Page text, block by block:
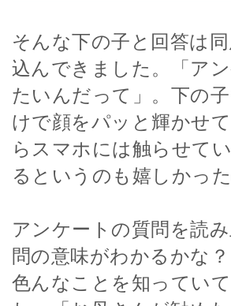
そんな下の子と回答は
込んできました。「ア
たいんだって」。下の
けで顔をパッと輝かせ
らスマホには触らせて
るというのも嬉しかっ
アンケートの質問を読
問の意味がわかるかな
色んなことを知ってい